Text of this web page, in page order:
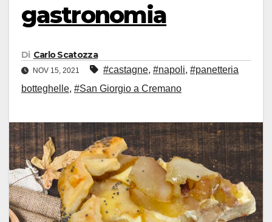
gastronomia
Di Carlo Scatozza
NOV 15, 2021 #castagne, #napoli, #panetteria
botteghelle, #San Giorgio a Cremano